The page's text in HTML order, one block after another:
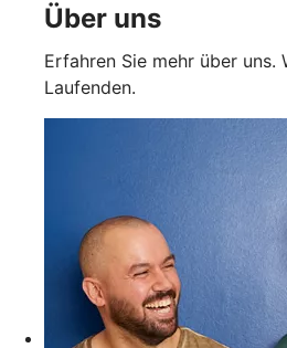
Über uns
Erfahren Sie mehr über uns.
Laufenden.